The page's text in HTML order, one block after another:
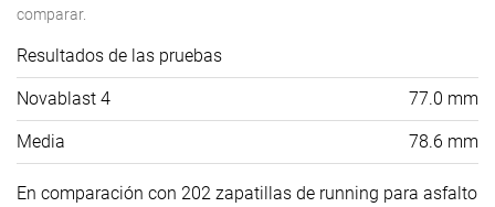
comparar.
Resultados de las pruebas
Novablast 4 77.0 mm
Media 78.6 mm
En comparación con 202 zapatillas de running para asfalto